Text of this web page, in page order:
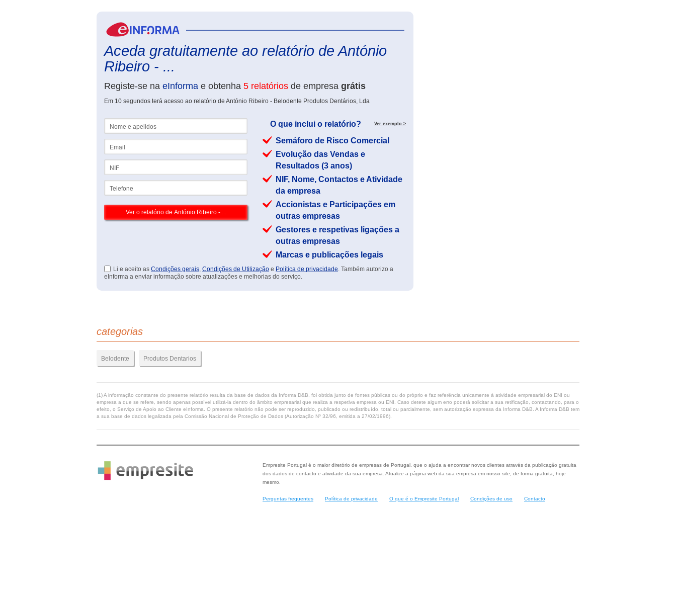
Aceda gratuitamente ao relatório de António
Ribeiro - ...
Registe-se na eInforma e obtenha 5 relatórios de empresa grátis
Em 10 segundos terá acesso ao relatório de António Ribeiro - Belodente Produtos Dentários, Lda
O que inclui o relatório? Ver exemplo >
Semáforo de Risco Comercial
Evolução das Vendas e
Resultados (3 anos)
NIF, Nome, Contactos e Atividade
da empresa
Accionistas e Participações em
outras empresas
Gestores e respetivas ligações a
outras empresas
Marcas e publicações legais
Li e aceito as Condições gerais, Condições de Utilização e Política de privacidade. Também autorizo a
eInforma a enviar informação sobre atualizações e melhorias do serviço.
categorias
Belodente Produtos Dentarios
(1) A informação constante do presente relatório resulta da base de dados da Informa D&B, foi obtida junto de fontes públicas ou do próprio e faz referência unicamente à atividade empresarial do ENI ou
empresa a que se refere, sendo apenas possível utilizá-la dentro do âmbito empresarial que realiza a respetiva empresa ou ENI. Caso detete algum erro poderá solicitar a sua retificação, contactando, para o
efeito, o Serviço de Apoio ao Cliente eInforma. O presente relatório não pode ser reproduzido, publicado ou redistribuído, total ou parcialmente, sem autorização expressa da Informa D&B. A Informa D&B tem
a sua base de dados legalizada pela Comissão Nacional de Proteção de Dados (Autorização Nº 32/96, emitida a 27/02/1996).
Empresite Portugal é o maior diretório de empresas de Portugal, que o ajuda a encontrar novos clientes através da publicação gratuita
dos dados de contacto e atividade da sua empresa. Atualize a página web da sua empresa em nosso site, de forma gratuita, hoje
mesmo.
Perguntas frequentes Política de privacidade O que é o Empresite Portugal Condições de uso Contacto